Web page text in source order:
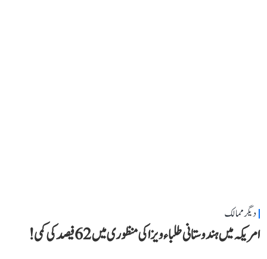
دیگر ممالک
امریکہ میں ہندوستانی طلباء ویزا کی منظوری میں 62 فیصد کی کمی!